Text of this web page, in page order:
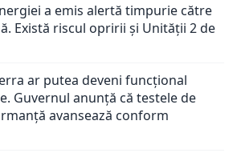
a emis alertă timpurie către
Există riscul opririi și Unității 2 de
ar putea deveni funcțional
Guvernul anunță că testele de
avansează conform